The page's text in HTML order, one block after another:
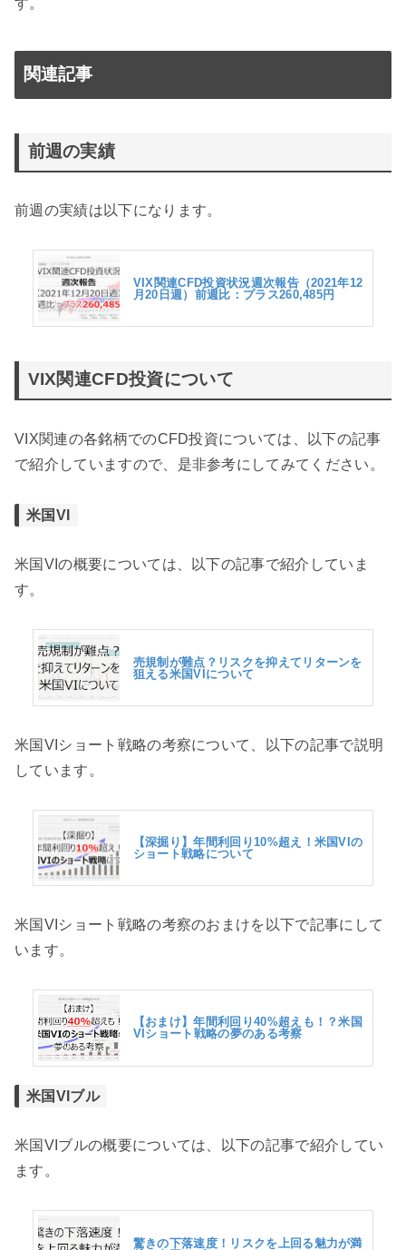
す。
関連記事
前週の実績
前週の実績は以下になります。
VIX関連CFD投資状況週次報告（2021年12
月20日週）前週比：プラス260,485円
VIX関連CFD投資について
VIX関連の各銘柄でのCFD投資については、以下の記事
で紹介していますので、是非参考にしてみてください。
米国VI
米国VIの概要については、以下の記事で紹介していま
す。
売規制が難点？リスクを抑えてリターンを
狙える米国VIについて
米国VIショート戦略の考察について、以下の記事で説明
しています。
【深掘り】年間利回り10%超え！米国VIの
ショート戦略について
米国VIショート戦略の考察のおまけを以下で記事にして
います。
【おまけ】年間利回り40%超えも！？米国
VIショート戦略の夢のある考察
米国VIブル
米国VIブルの概要については、以下の記事で紹介してい
ます。
驚きの下落速度！リスクを上回る魅力が満